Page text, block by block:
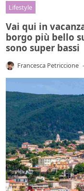
Lifestyle
Vai qui in
borgo più bello
sono super bassi
Francesca Petriccione -